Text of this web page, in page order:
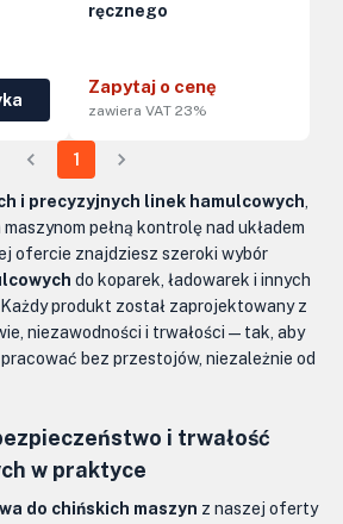
ręcznego
Zapytaj o cenę
zawiera VAT 23%
1
i precyzyjnych linek hamulcowych
pełną kontrolę nad układem
ofercie znajdziesz szeroki wybór
do koparek, ładowarek i innych
produkt został zaprojektowany z
niezawodności i trwałości — tak, aby
bez przestojów, niezależnie od
i trwałość
w praktyce
do chińskich maszyn z naszej oferty